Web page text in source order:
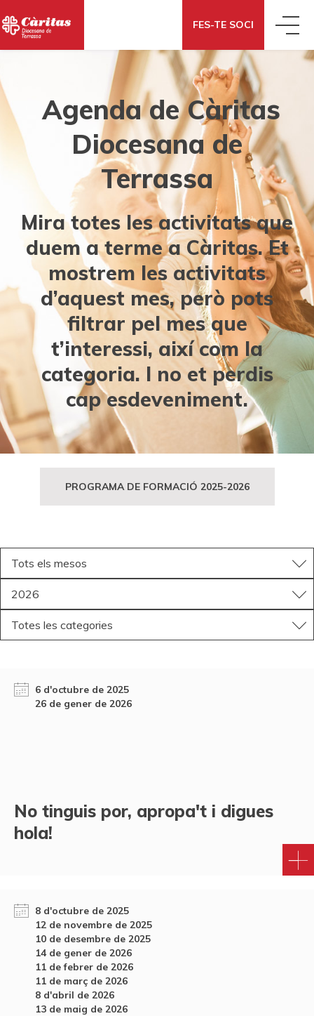
FES-TE SOCI
CERCADOR
ÀREA D'USUARI
CATALÀ (CA)
CONEIX CÀRITAS
ON SOM
COM ENS FINANCEM
PORTAL DE TRANSPARÈNCIA
QUÈ FEM
ACCIÓ SOCIAL
ECONOMIA SOLIDÀRIA
COOPERACIÓ INTERNACIONAL
EMERGÈNCIES
AGENDA
APASOMI EMPRESA D’INSERCIÓ
QUÈ DIEM
NOTÍCIES
BLOG
CAMPANYES
QUÈ POTS FER TU
DONAR
FES-TE VOLUNTARI
ENTITATS AMB COR
HERÈNCIES I LLEGATS
T’AJUDEM
FES-TE SOCI
Agenda de Càritas
Diocesana de
Terrassa
Mira totes les activitats que
duem a terme a Càritas. Et
mostrem les activitats
d’aquest mes, però pots
filtrar pel mes que
t’interessi, així com la
categoria. I no et perdis
cap esdeveniment.
PROGRAMA DE FORMACIÓ 2025-2026
Tots els mesos
2026
Totes les categories
6 d'octubre de 2025
26 de gener de 2026
No tinguis por, apropa't i digues
hola!
8 d'octubre de 2025
12 de novembre de 2025
10 de desembre de 2025
14 de gener de 2026
11 de febrer de 2026
11 de març de 2026
8 d'abril de 2026
13 de maig de 2026